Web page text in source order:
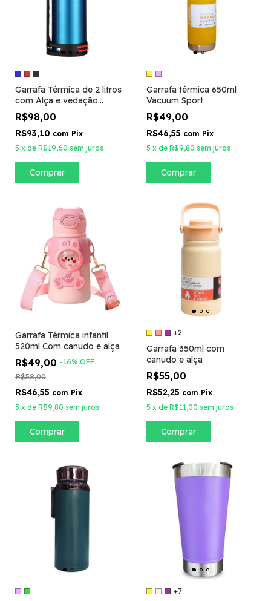
Garrafa Térmica de 2 litros
com Alça e vedação
reforçada
R$98,00
R$93,10 com Pix
5 x de R$19,60 sem juros
Comprar
Garrafa térmica 650ml
Vacuum Sport
R$49,00
R$46,55 com Pix
5 x de R$9,80 sem juros
Comprar
Garrafa Térmica infantil
520ml Com canudo e alça
R$49,00 -16% OFF
R$58,00
R$46,55 com Pix
5 x de R$9,80 sem juros
Comprar
+2
Garrafa 350ml com
canudo e alça
R$55,00
R$52,25 com Pix
5 x de R$11,00 sem juros
Comprar
+7